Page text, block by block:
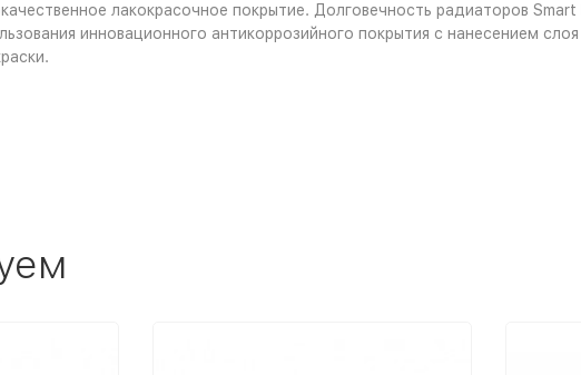
лакокрасочное покрытие. Долговечность радиаторов
инновационного антикоррозийного покрытия с нанесением